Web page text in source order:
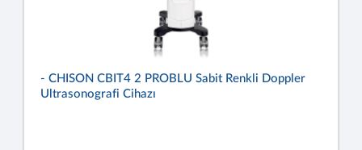
- CHISON CBIT4 2 PROBLU Sabit Renkli Doppler
Ultrasonografi Cihazı